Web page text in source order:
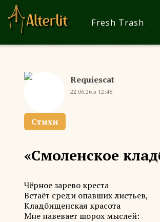
Fresh Trash
Requiescat
22.06.26 в 12:45
Стихи
«Смоленское
Чёрное зарево креста
Встаёт среди опавших листьев,
Кладбищенская красота
Мне навевает шорох мыслей: